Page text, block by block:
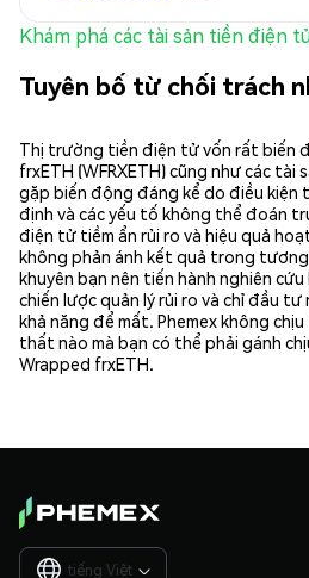
Khám phá các tài sản tiền điện
Tuyên bố từ chối trách
Thị trường tiền điện tử vốn rất biến
frxETH (WFRXETH) cũng như các
gặp biến động đáng kể do điều
định và các yếu tố không thể đoán
điện tử tiềm ẩn rủi ro và hiệu quả
không phản ánh kết quả trong
khuyên bạn nên tiến hành nghiên
chiến lược quản lý rủi ro và chỉ đầu
khả năng để mất. Phemex không
thất nào mà bạn có thể phải gánh
Wrapped frxETH.
tiếng Việt 